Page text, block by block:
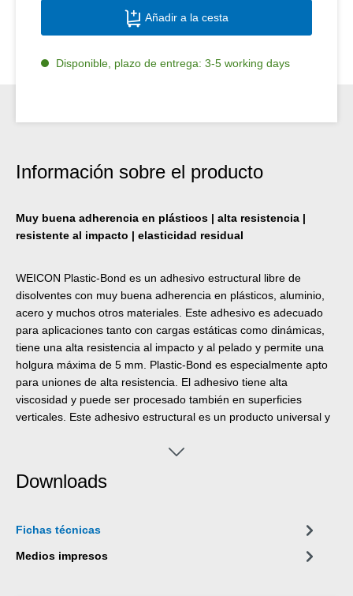
Añadir a la cesta
Disponible, plazo de entrega: 3-5 working days
Información sobre el producto
Muy buena adherencia en plásticos | alta resistencia |
resistente al impacto | elasticidad residual
WEICON Plastic-Bond es un adhesivo estructural libre de
disolventes con muy buena adherencia en plásticos, aluminio,
acero y muchos otros materiales. Este adhesivo es adecuado
para aplicaciones tanto con cargas estáticas como dinámicas,
tiene una alta resistencia al impacto y al pelado y permite una
holgura máxima de 5 mm. Plastic-Bond es especialmente apto
para uniones de alta resistencia. El adhesivo tiene alta
viscosidad y puede ser procesado también en superficies
verticales. Este adhesivo estructural es un producto universal y
construcción metálica, la construcción de carrocería y vehículos,
maderas o en la construcción de ferias y exhibiciones.
Downloads
Fichas técnicas
Medios impresos